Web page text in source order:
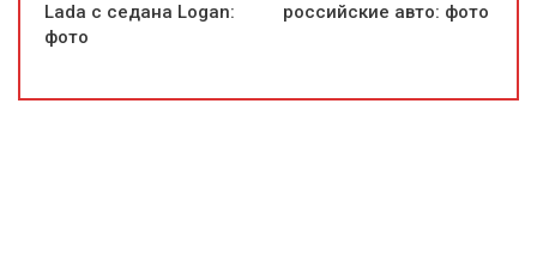
Lada с седана Logan:
фото
российские авто: фото